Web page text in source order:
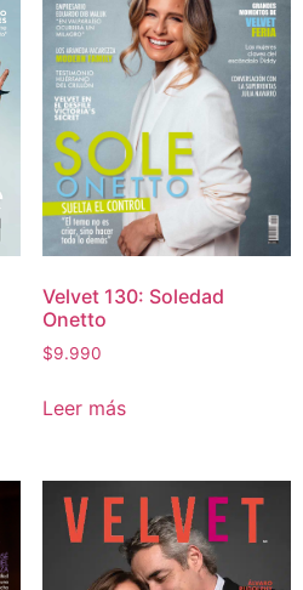
Velvet 130: Soledad
Onetto
$9.990
Leer más